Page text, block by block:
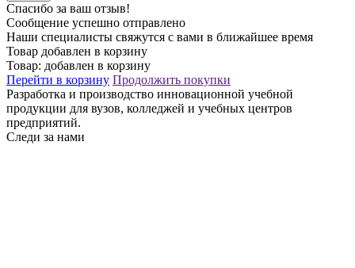
Спасибо за ваш отзыв!
Сообщение успешно отправлено
Наши специалисты свяжутся с вами в ближайшее время
Товар добавлен в корзину
Товар: добавлен в корзину
Перейти в корзину Продолжить покупки
Разработка и производство инновационной учебной
продукции для вузов, колледжей и учебных центров
предприятий.
Следи за нами